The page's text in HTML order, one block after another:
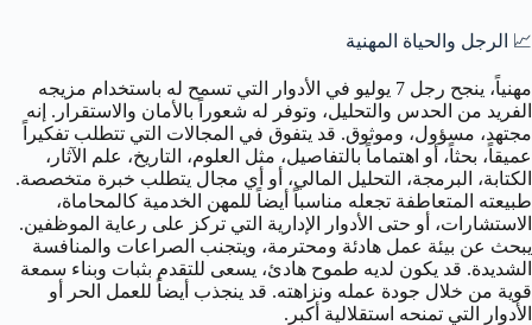
📈 الرجل والحياة المهنية
مهنياً، ينجح رجل 7 يوليو في الأدوار التي تسمح له باستخدام مزيجه
الفريد من الحدس والتحليل، وتوفر له شعوراً بالأمان والاستقرار. إنه
مجتهد، مسؤول، وموثوق. قد يتفوق في المجالات التي تتطلب تفكيراً
عميقاً، بحثاً، أو اهتماماً بالتفاصيل، مثل العلوم، التاريخ، علم الآثار،
الكتابة، البرمجة، التحليل المالي، أو أي مجال يتطلب خبرة متخصصة.
طبيعته المتعاطفة تجعله مناسباً أيضاً للمهن الخدمية كالمحاماة،
الاستشارات، أو حتى الأدوار الإدارية التي تركز على رعاية الموظفين.
يبحث عن بيئة عمل هادئة ومحترمة، ويتجنب الصراعات والمنافسة
الشديدة. قد يكون لديه طموح هادئ، يسعى للتقدم بثبات وبناء سمعة
قوية من خلال جودة عمله ونزاهته. قد ينجذب أيضاً للعمل الحر أو
الأدوار التي تمنحه استقلالية أكبر.